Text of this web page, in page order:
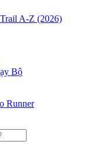
A-Z (2026)
Bộ
Runner